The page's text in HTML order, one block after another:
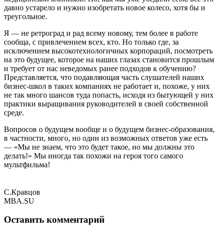
давно устарело и нужно изобретать новое колесо, хотя бы и
треугольное.
Я — не ретроград и рад всему новому, тем более в работе
сообща, с привлечением всех, кто. Но только где, за
исключением высокотехнологичных корпораций, посмотреть
на это будущее, которое на наших глазах становится прошлым
и требует от нас неведомых ранее подходов к обучению?
Представляется, что подавляющая часть слушателей наших
бизнес-школ в таких компаниях не работает и, похоже, у них
не так много шансов туда попасть, исходя из бытующей у них
практики выращивания руководителей в своей собственной
среде.
Вопросов о будущем вообще и о будущем бизнес-образования,
в частности, много, но один из возможных ответов уже есть
— «Мы не знаем, что это будет такое, но мы должны это
делать!» Мы иногда так похожи на героя того самого
мультфильма!
С.Кравцов
MBA.SU
Оставить комментарий